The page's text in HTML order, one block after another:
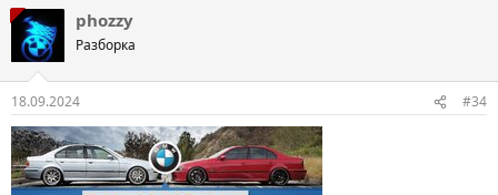
phozzy
Разборка
18.09.2024 #34